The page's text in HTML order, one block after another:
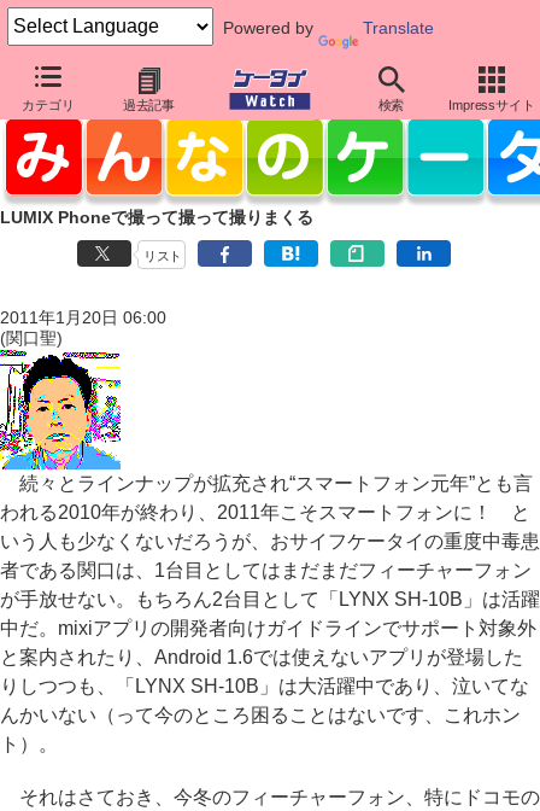
Powered by Translate
カテゴリ 過去記事 検索 Impressサイト
LUMIX Phoneで撮って撮って撮りまくる
リスト
2011年1月20日 06:00
(関口聖)
続々とラインナップが拡充され“スマートフォン元年”とも言
われる2010年が終わり、2011年こそスマートフォンに！ と
いう人も少なくないだろうが、おサイフケータイの重度中毒患
者である関口は、1台目としてはまだまだフィーチャーフォン
が手放せない。もちろん2台目として「LYNX SH-10B」は活躍
中だ。mixiアプリの開発者向けガイドラインでサポート対象外
と案内されたり、Android 1.6では使えないアプリが登場した
りしつつも、「LYNX SH-10B」は大活躍中であり、泣いてな
んかいない（って今のところ困ることはないです、これホン
ト）。
それはさておき、今冬のフィーチャーフォン、特にドコモの